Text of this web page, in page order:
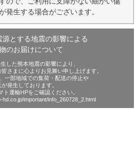
発生する場合がございます。
源とする地震の影響による
のお届けについて
した熊本地震の影響により、
さまに心よりお見舞い申し上げます。
一部地域での集荷・配送の停止や
が発生しております。
ト運輸HPをご確認ください。
hd.co.jp/important/info_260728_2.html